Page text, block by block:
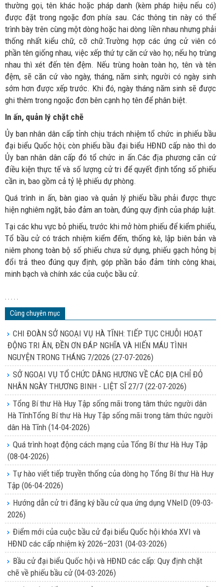
thường gọi, tên khác hoặc pháp danh (kèm pháp hiệu nếu có)
được đặt trong ngoặc đơn phía sau. Các thông tin này có thể
trình bày trên cùng một dòng hoặc hai dòng liền nhau nhưng phải
thống nhất kiểu chữ, cỡ chữ.Trường hợp các ứng cử viên có
phần tên giống nhau, việc xếp thứ tự căn cứ vào họ; nếu họ trùng
nhau thì xét đến tên đệm. Nếu trùng hoàn toàn họ, tên và tên
đệm, sẽ căn cứ vào ngày, tháng, năm sinh; người có ngày sinh
sớm hơn được xếp trước. Khi đó, ngày tháng năm sinh sẽ được
ghi thêm trong ngoặc đơn bên cạnh họ tên để phân biệt.
In ấn, quản lý chặt chẽ
Ủy ban nhân dân cấp tỉnh chịu trách nhiệm tổ chức in phiếu bầu
đại biểu Quốc hội; còn phiếu bầu đại biểu HĐND cấp nào thì do
Ủy ban nhân dân cấp đó tổ chức in ấn.Các địa phương căn cứ
điều kiện thực tế và số lượng cử tri để quyết định tổng số phiếu
cần in, bao gồm cả tỷ lệ phiếu dự phòng.
Quá trình in ấn, bàn giao và quản lý phiếu bầu phải được thực
hiện nghiêm ngặt, bảo đảm an toàn, đúng quy định của pháp luật.
Tại các khu vực bỏ phiếu, trước khi mở hòm phiếu để kiểm phiếu,
Tổ bầu cử có trách nhiệm kiểm đếm, thống kê, lập biên bản và
niêm phong toàn bộ số phiếu chưa sử dụng, phiếu gạch hỏng bị
đổi trả theo đúng quy định, góp phần bảo đảm tính công khai,
minh bạch và chính xác của cuộc bầu cử.
. . . . .
Cùng chuyên mục
CHI ĐOÀN SỞ NGOẠI VỤ HÀ TĨNH: TIẾP TỤC CHUỖI HOẠT
ĐỘNG TRI ÂN, ĐỀN ƠN ĐÁP NGHĨA VÀ HIẾN MÁU TÌNH
NGUYỆN TRONG THÁNG 7/2026 (27-07-2026)
SỞ NGOẠI VỤ TỔ CHỨC DÂNG HƯƠNG VỀ CÁC ĐỊA CHỈ ĐỎ
NHÂN NGÀY THƯƠNG BINH - LIỆT SĨ 27/7 (22-07-2026)
Tổng Bí thư Hà Huy Tập sống mãi trong tâm thức người dân
Hà TĩnhTổng Bí thư Hà Huy Tập sống mãi trong tâm thức người
dân Hà Tĩnh (14-04-2026)
Quá trình hoạt động cách mạng của Tổng Bí thư Hà Huy Tập
(08-04-2026)
Tự hào viết tiếp truyền thống của dòng họ Tổng Bí thư Hà Huy
Tập (06-04-2026)
Hướng dẫn cử tri đăng ký bầu cử qua ứng dụng VNeID (09-03-
2026)
Điểm mới của cuộc bầu cử đại biểu Quốc hội khóa XVI và
HĐND các cấp nhiệm kỳ 2026–2031 (04-03-2026)
Bầu cử đại biểu Quốc hội và HĐND các cấp: Quy định chặt
chẽ về phiếu bầu cử(04-03-2026)